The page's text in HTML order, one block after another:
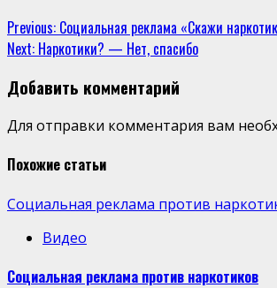
Previous: Социальная реклама «Скажи
Next: Наркотики? — Нет, спасибо
Добавить комментарий
Для отправки комментария вам
Похожие статьи
Социальная реклама против
Видео
Социальная реклама против наркотиков